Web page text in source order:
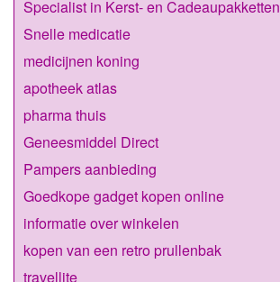
Specialist in Kerst- en Cadeaupakketten
Snelle medicatie
medicijnen koning
apotheek atlas
pharma thuis
Geneesmiddel Direct
Pampers aanbieding
Goedkope gadget kopen online
informatie over winkelen
kopen van een retro prullenbak
travellite